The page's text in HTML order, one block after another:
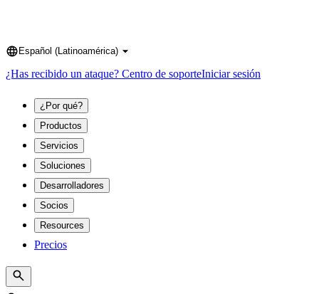
Language
Español (Latinoamérica)
¿Has recibido un ataque? Centro de soporteIniciar sesión
¿Por qué?
Productos
Servicios
Soluciones
Desarrolladores
Socios
Resources
Precios